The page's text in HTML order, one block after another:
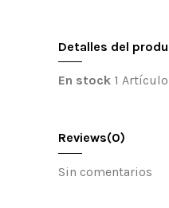
Detalles del
En stock 1 Artículo
Reviews(0)
Sin comentarios